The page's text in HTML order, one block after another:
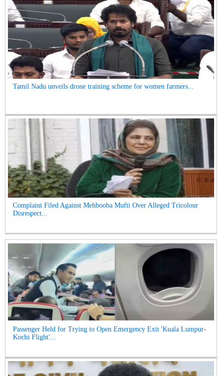
Tamil Nadu unveils drone training scheme for women farmers...
Complaint Filed Against Mehbooba Mufti Over Alleged Tricolour
Disrespect...
Passenger Held for Trying to Open Emergency Exit 'Kuala Lumpur-
Kochi Flight'...